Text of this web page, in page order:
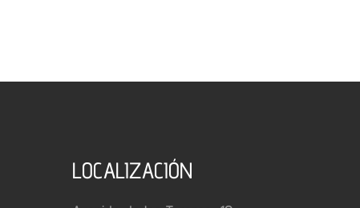
LOCALIZACIÓN